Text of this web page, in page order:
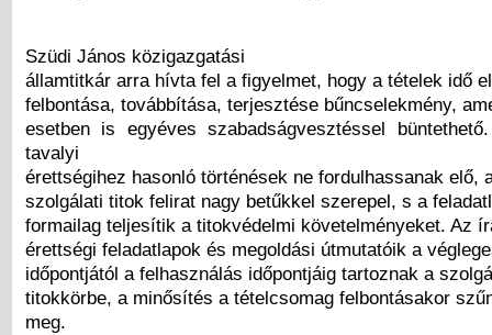
Szüdi János közigazgatási
államtitkár arra hívta fel a figyelmet, hogy a tételek idő
felbontása, továbbítása, terjesztése bűncselekmény,
esetben is egyéves szabadságvesztéssel
tavalyi
érettségihez hasonló történések ne fordulhassanak elő,
szolgálati titok felirat nagy betűkkel szerepel, s a
formailag teljesítik a titokvédelmi követelményeket. Az
érettségi feladatlapok és megoldási útmutatóik a
időpontjától a felhasználás időpontjáig tartoznak a
titokkörbe, a minősítés a tételcsomag felbontásakor
meg.